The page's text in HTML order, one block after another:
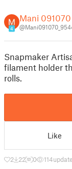
4
Mani 091070
Snapmaker
filament holder
rolls.
Like
2 22 0 114